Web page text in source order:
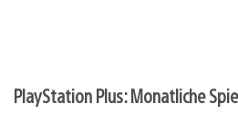
PlayStation Plus: Monatliche